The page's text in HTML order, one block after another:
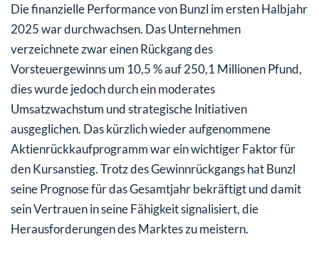
Die finanzielle Performance von Bunzl im ersten Halbjahr
2025 war durchwachsen. Das Unternehmen
verzeichnete zwar einen Rückgang des
Vorsteuergewinns um 10,5 % auf 250,1 Millionen Pfund,
dies wurde jedoch durch ein moderates
Umsatzwachstum und strategische Initiativen
ausgeglichen. Das kürzlich wieder aufgenommene
Aktienrückkaufprogramm war ein wichtiger Faktor für
den Kursanstieg. Trotz des Gewinnrückgangs hat Bunzl
seine Prognose für das Gesamtjahr bekräftigt und damit
sein Vertrauen in seine Fähigkeit signalisiert, die
Herausforderungen des Marktes zu meistern.